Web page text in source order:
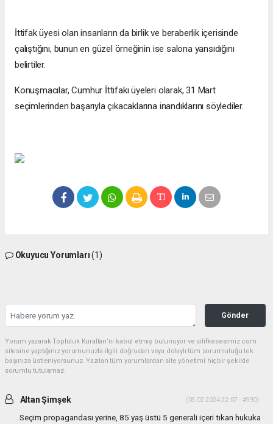
İttifak üyesi olan insanların da birlik ve beraberlik içerisinde
çalıştığını, bunun en güzel örneğinin ise salona yansıdığını
belirtiler.
Konuşmacılar, Cumhur İttifakı üyeleri olarak, 31 Mart
seçimlerinden başarıyla çıkacaklarına inandıklarını söylediler.
Okuyucu Yorumları(1)
Gönder
Yorum yazarak Topluluk Kuralları’nı kabul etmiş bulunuyor ve silifkesesimiz.com
sitesine yaptığınız yorumunuzla ilgili doğrudan veya dolaylı tüm sorumluluğu tek
başınıza üstleniyorsunuz. Yazılan tüm yorumlardan site yönetimi hiçbir şekilde
sorumlu tutulamaz.
Altan Şimşek (03.02.2024 22:07 - #990)
Seçim propagandası yerine, 85 yaş üstü 5 generali içeri tıkan hukuka